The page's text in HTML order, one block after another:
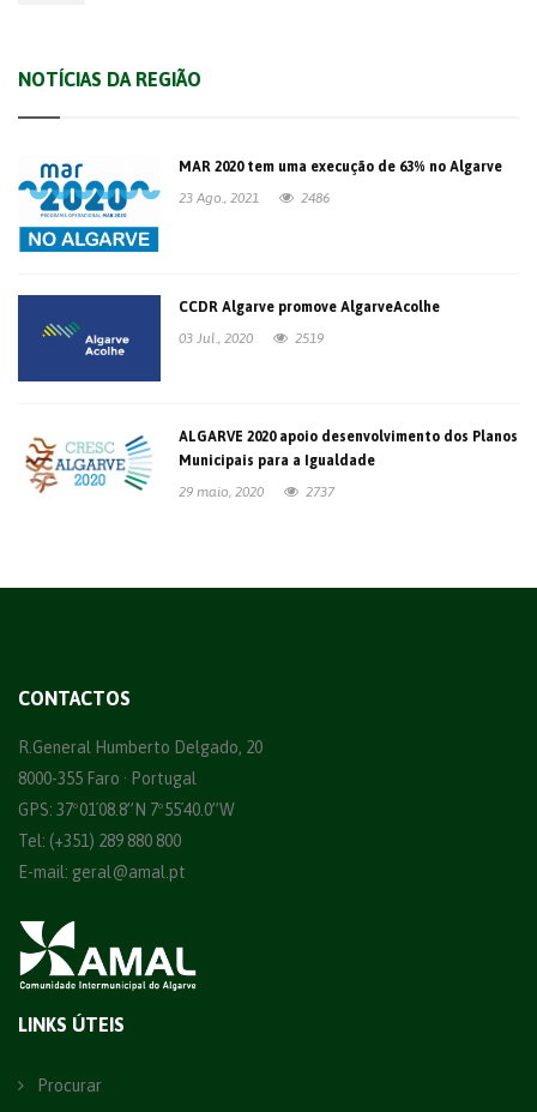
NOTÍCIAS DA REGIÃO
MAR 2020 tem uma execução de 63% no Algarve
23 Ago., 2021
2486
CCDR Algarve promove AlgarveAcolhe
03 Jul., 2020
2519
ALGARVE 2020 apoio desenvolvimento dos Planos
Municipais para a Igualdade
29 maio, 2020
2737
CONTACTOS
R.General Humberto Delgado, 20
8000-355 Faro · Portugal
GPS: 37º01´08.8”N 7º55´40.0”W
Tel: (+351) 289 880 800
E-mail: geral@amal.pt
LINKS ÚTEIS
Procurar